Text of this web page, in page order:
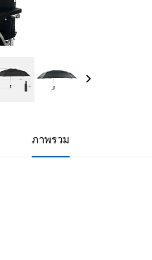
ภาพรวม